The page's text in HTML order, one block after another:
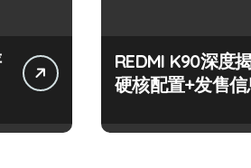
REDMI K90深度
硬核配置+发售